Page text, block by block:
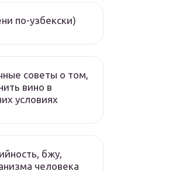
по-узбекски)
советы о том,
вино в
условиях
бжу,
человека